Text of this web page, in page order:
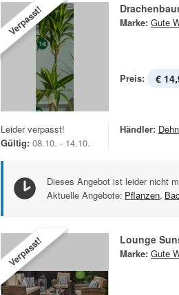
Verpasst! Marke: Gute
Preis: €
Leider verpasst!
Gültig: 08.10. - 14.10.
Händler:
Dieses Angebot ist leider nicht
Aktuelle Angebote: Pflanzen,
Verpasst! Lounge
Marke: Gute